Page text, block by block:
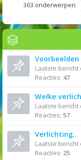
363 onderwerpen
Laatste bericht
Reacties: 47
Welke
Laatste bericht
Reacties: 57
Verlichting..
Laatste bericht
Reacties: 25